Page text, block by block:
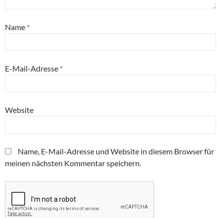
Name *
E-Mail-Adresse *
Website
Name, E-Mail-Adresse und Website in diesem Browser für
meinen nächsten Kommentar speichern.